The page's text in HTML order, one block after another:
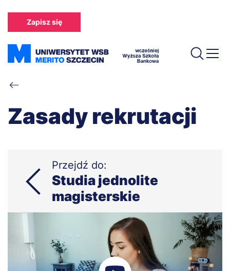
treści
Zapisz się
Ścieżka
nawigacyjna
Zasady rekrutacji
Przejdź do:
Studia jednolite
magisterskie